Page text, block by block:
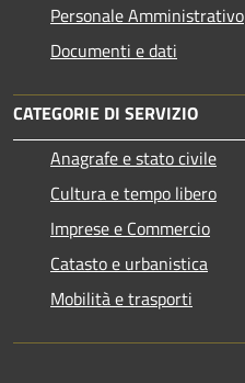
Personale Amministrativo
Documenti e dati
CATEGORIE DI SERVIZIO
Anagrafe e stato civile
Cultura e tempo libero
Imprese e Commercio
Catasto e urbanistica
Mobilità e trasporti